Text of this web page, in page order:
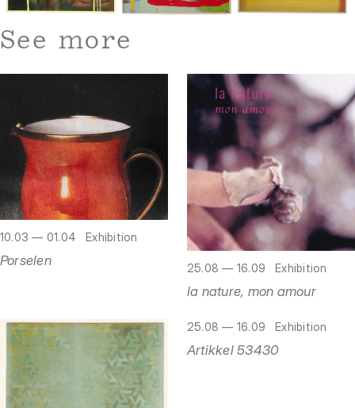
See more
10.03 — 01.04 Exhibition
Porselen
25.08 — 16.09 Exhibition
la nature, mon amour
25.08 — 16.09 Exhibition
Artikkel 53430